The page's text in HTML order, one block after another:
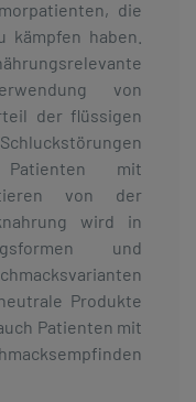
die
haben.
von
der flüssigen
mit
von der
wird in
und
Produkte
Patienten mit